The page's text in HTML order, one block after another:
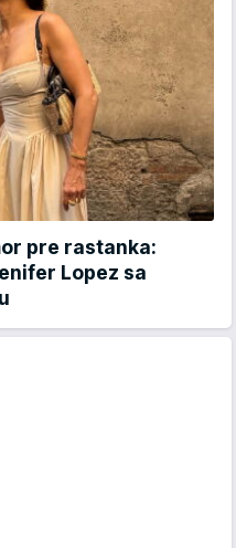
pre rastanka:
Lopez sa